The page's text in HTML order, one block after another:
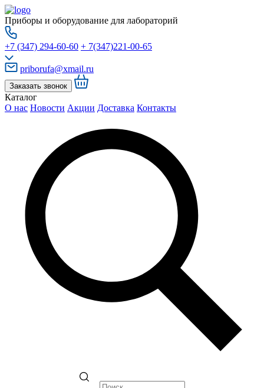
Приборы и оборудование для лабораторий
+7 (347) 294-60-60 + 7(347)221-00-65
priborufa@xmail.ru
Заказать звонок
Каталог
О нас Новости Акции Доставка Контакты